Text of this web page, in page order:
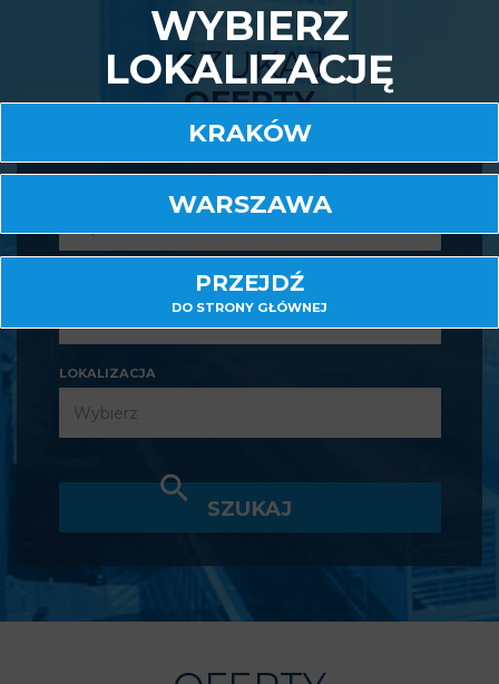
WYBIERZ
LOKALIZACJĘ
KRAKÓW
WARSZAWA
PRZEJDŹ
DO STRONY GŁÓWNEJ
SZUKAJ
OFERTY
RODZAJ TRANSAKCJI
LOKALIZACJA
SZUKAJ